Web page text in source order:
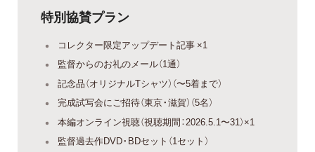
特別協賛プラン
コレクター限定アップデート記事 ×1
監督からのお礼のメール（1通）
記念品（オリジナルTシャツ）（〜5着まで）
完成試写会にご招待（東京・滋賀）（5名）
本編オンライン視聴（視聴期間：2026.5.1〜31）×1
監督過去作DVD・BDセット（1セット）